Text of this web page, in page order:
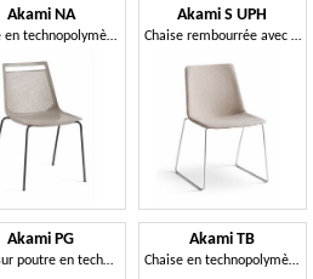
Akami NA
Chaise en technopolymère avec structure métallique à 4 pieds
Akami PG
Banc sur poutre en technopolymère
Akami S UPH
Chaise rembourrée avec piètement luge en métal
Akami TB
Chaise en technopolymère avec accoudoirs et structure métallique à 4 pieds